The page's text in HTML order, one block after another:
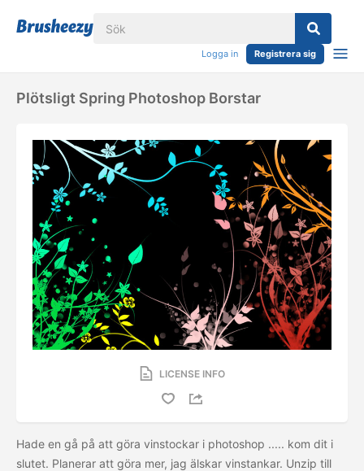
Logga in Registrera sig
Plötsligt Spring Photoshop Borstar
LICENSE INFO
Hade en gå på att göra vinstockar i photoshop ..... kom dit i
slutet. Planerar att göra mer, jag älskar vinstankar. Unzip till